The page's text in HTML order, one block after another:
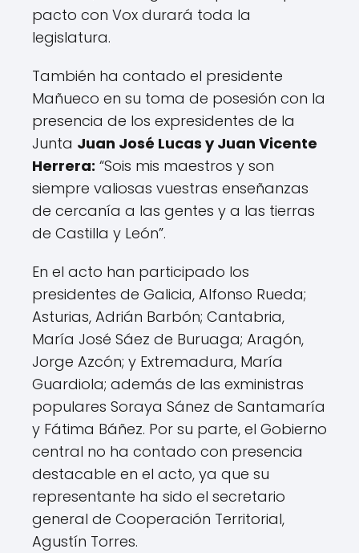
pacto con Vox durará toda la
legislatura.
También ha contado el presidente
Mañueco en su toma de posesión con la
presencia de los expresidentes de la
Junta Juan José Lucas y Juan Vicente
Herrera: “Sois mis maestros y son
siempre valiosas vuestras enseñanzas
de cercanía a las gentes y a las tierras
de Castilla y León”.
En el acto han participado los
presidentes de Galicia, Alfonso Rueda;
Asturias, Adrián Barbón; Cantabria,
María José Sáez de Buruaga; Aragón,
Jorge Azcón; y Extremadura, María
Guardiola; además de las exministras
populares Soraya Sánez de Santamaría
y Fátima Báñez. Por su parte, el Gobierno
central no ha contado con presencia
destacable en el acto, ya que su
representante ha sido el secretario
general de Cooperación Territorial,
Agustín Torres.